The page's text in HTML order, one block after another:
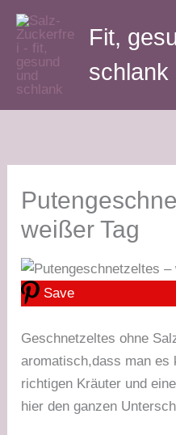
Zum
Inhalt
springen
Fit,
schlank
weißer Tag
Save
Geschnetzeltes ohne
aromatisch,dass man es
richtigen Kräuter und
hier den ganzen